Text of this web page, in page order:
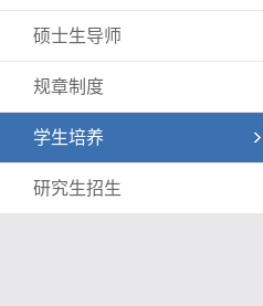
硕士生导师
规章制度
学生培养
研究生招生